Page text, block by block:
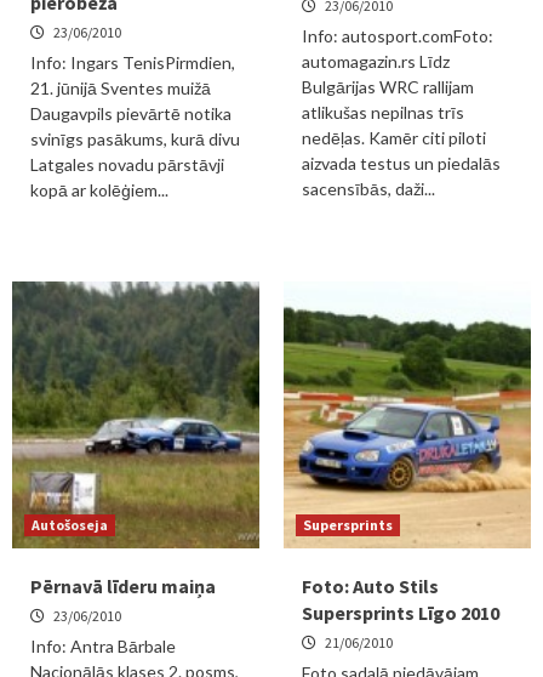
23/06/2010
Info: Ingars TenisPirmdien,
21. jūnijā Sventes muižā
Daugavpils pievārtē notika
svinīgs pasākums, kurā divu
Latgales novadu pārstāvji
kopā ar kolēģiem...
23/06/2010
Info: autosport.comFoto:
automagazin.rs Līdz
Bulgārijas WRC rallijam
atlikušas nepilnas trīs
nedēļas. Kamēr citi piloti
aizvada testus un piedalās
sacensībās, daži...
Autošoseja
Pērnavā līderu maiņa
23/06/2010
Info: Antra Bārbale
Nacionālās klases 2. posms,
Supersprints
Foto: Auto Stils
Supersprints Līgo 2010
21/06/2010
Foto sadaļā piedāvājam